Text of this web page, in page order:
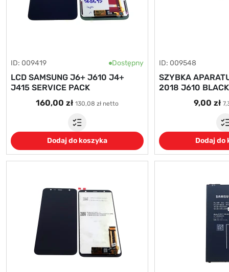
ID: 009419 Dostępny
LCD SAMSUNG J6+ J610 J4+
J415 SERVICE PACK
160,00 zł 130,08 zł netto
Dodaj do koszyka
ID: 009548
SZYBKA
2018 J610 BLACK
9,00 zł
Dodaj do